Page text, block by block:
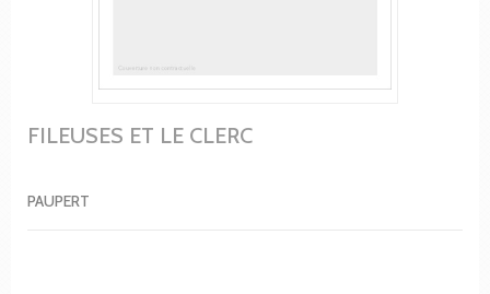
FILEUSES ET LE CLERC
PAUPERT